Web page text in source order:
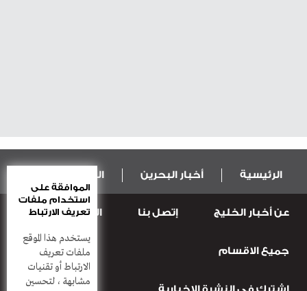
الرئيسية أخبار البحرين المال و الاقتصاد
عربية ودولية الرياضة
قضـايــا وحـــوادث أعمدة
عن أخبار الخليج إتصل بنا المطبعة
جميع الاقسام
الموافقة على
استخدام ملفات
تعريف الارتباط
يستخدم هذا الموقع
ملفات تعريف
الارتباط أو تقنيات
مشابهة ، لتحسين